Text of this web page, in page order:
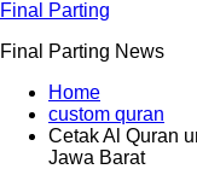
Skip
content
Final Parting
Final Parting News
Home
custom quran
Cetak Al Quran
Jawa Barat